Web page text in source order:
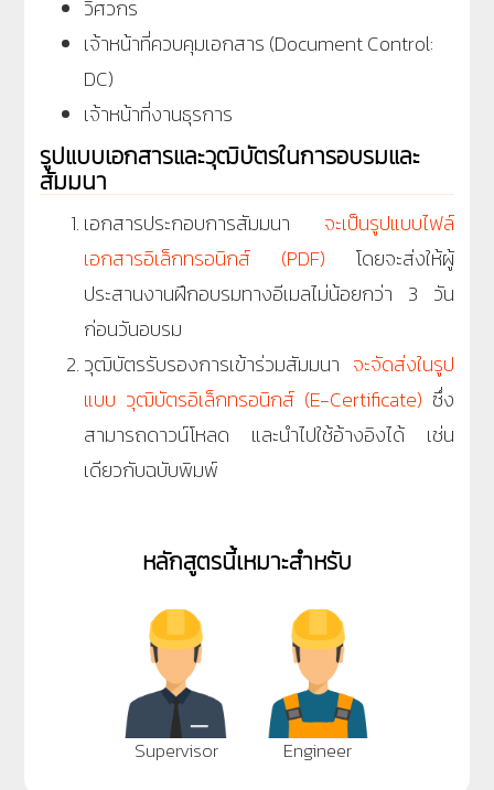
วิศวกร
เจ้าหน้าที่ควบคุมเอกสาร (Document Control:
DC)
เจ้าหน้าที่งานธุรการ
รูปแบบเอกสารและวุฒิบัตรในการอบรมและ
สัมมนา
เอกสารประกอบการสัมมนา จะเป็นรูปแบบไฟล์
เอกสารอิเล็กทรอนิกส์ (PDF) โดยจะส่งให้ผู้
ประสานงานฝึกอบรมทางอีเมลไม่น้อยกว่า 3 วัน
ก่อนวันอบรม
วุฒิบัตรรับรองการเข้าร่วมสัมมนา จะจัดส่งในรูป
แบบ วุฒิบัตรอิเล็กทรอนิกส์ (E-Certificate) ซึ่ง
สามารถดาวน์โหลด และนำไปใช้อ้างอิงได้ เช่น
เดียวกับฉบับพิมพ์
หลักสูตรนี้เหมาะสำหรับ
Supervisor Engineer